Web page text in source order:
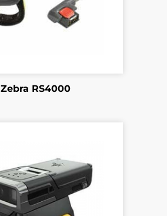
Zebra RS4000